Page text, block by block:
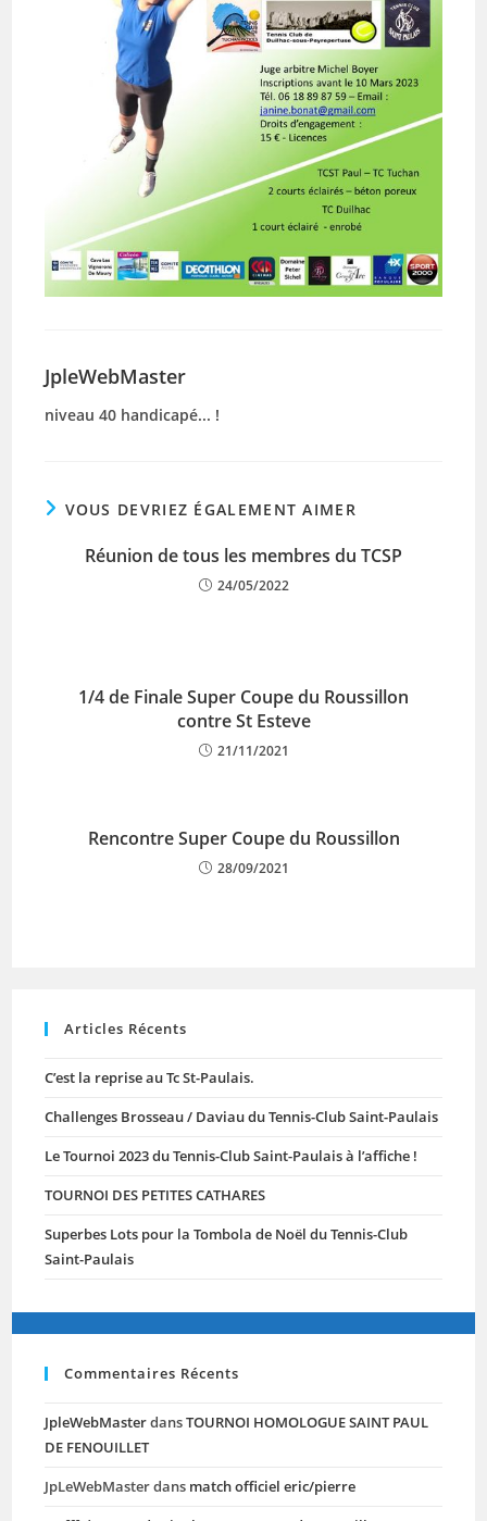
JpleWebMaster
niveau 40 handicapé... !
VOUS DEVRIEZ ÉGALEMENT AIMER
Réunion de tous les membres du TCSP
24/05/2022
1/4 de Finale Super Coupe du Roussillon
contre St Esteve
21/11/2021
Rencontre Super Coupe du Roussillon
28/09/2021
Articles Récents
C’est la reprise au Tc St-Paulais.
Challenges Brosseau / Daviau du Tennis-Club Saint-Paulais
Le Tournoi 2023 du Tennis-Club Saint-Paulais à l’affiche !
TOURNOI DES PETITES CATHARES
Superbes Lots pour la Tombola de Noël du Tennis-Club
Saint-Paulais
Commentaires Récents
JpleWebMasterdansTOURNOI HOMOLOGUE SAINT PAUL
DE FENOUILLET
JpLeWebMasterdans match officiel eric/pierre